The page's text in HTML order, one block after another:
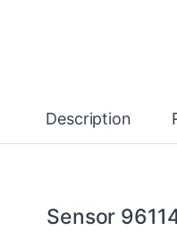
Description
Sensor